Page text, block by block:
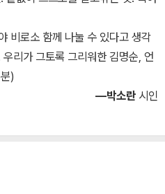
비로소 함께 나눌 수 있다고 생각
리가 그토록 그리워한 김명순, 언
)
―박소란 시인